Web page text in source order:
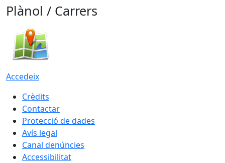
Plànol / Carrers
Accedeix
Crèdits
Contactar
Protecció de dades
Avís legal
Canal denúncies
Accessibilitat